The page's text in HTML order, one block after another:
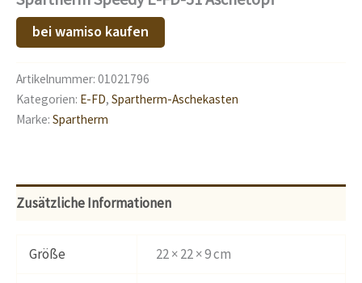
bei wamiso kaufen
Artikelnummer: 01021796
Kategorien: E-FD, Spartherm-Aschekasten
Marke: Spartherm
Zusätzliche Informationen
Größe 22 × 22 × 9 cm